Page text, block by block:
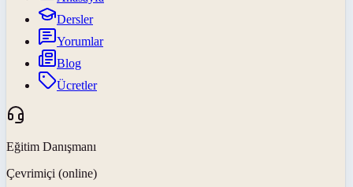
Dersler
Yorumlar
Blog
Ücretler
Eğitim Danışmanı
Çevrimiçi (online)